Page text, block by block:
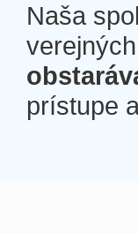
Naša
prístupe